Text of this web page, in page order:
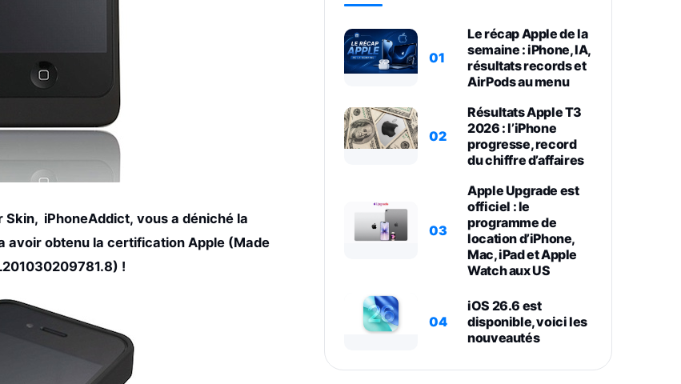
Skin, iPhoneAddict, vous a déniché la
avoir obtenu la certification Apple (Made
!
01
Le récap Apple de la
semaine : iPhone, IA,
résultats records et
AirPods au menu
02
Résultats Apple T3
2026 : l’iPhone
progresse, record
du chiffre d’affaires
03
Apple Upgrade est
officiel : le
programme de
location d’iPhone,
Mac, iPad et Apple
Watch aux US
04
iOS 26.6 est
disponible, voici les
nouveautés